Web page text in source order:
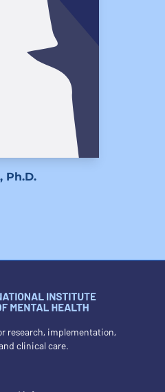
Ph.D.
research, implementation,
clinical care.